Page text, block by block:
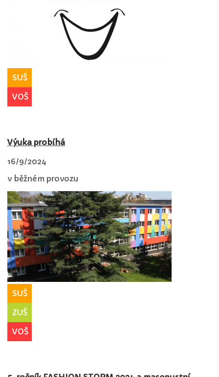
SUŠ
VOŠ
Výuka probíhá
16/9/2024
v běžném provozu
SUŠ
ZUŠ
VOŠ